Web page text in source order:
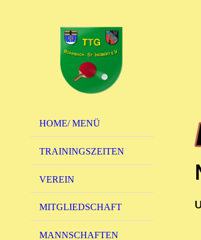
HOME/ MENÜ
TRAININGSZEITEN
VEREIN
MITGLIEDSCHAFT
MANNSCHAFTEN